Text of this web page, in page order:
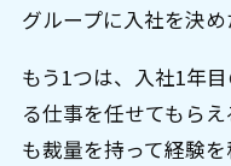
グループに入社を決め
もう1つは、入社1年
る仕事を任せてもら
も裁量を持って経験